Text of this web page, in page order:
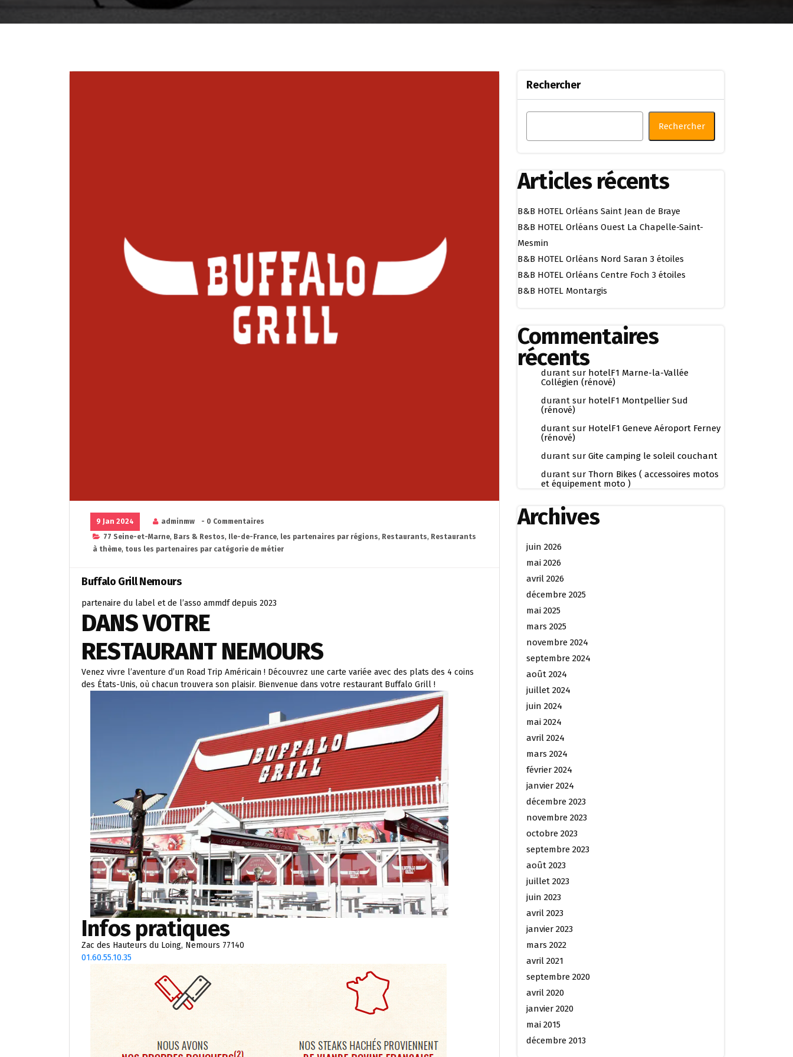
9 Jan 2024 adminmw
- 0 Commentaires
77 Seine-et-Marne, Bars & Restos, Ile-de-France, les partenaires par régions, Restaurants, Restaurants
à thème, tous les partenaires par catégorie de métier
Buffalo Grill Nemours
partenaire du label et de l’asso ammdf depuis 2023
DANS VOTRE
RESTAURANT NEMOURS
Venez vivre l’aventure d’un Road Trip Américain ! Découvrez une carte variée avec des plats des 4 coins
des États-Unis, où chacun trouvera son plaisir. Bienvenue dans votre restaurant Buffalo Grill !
Infos pratiques
Zac des Hauteurs du Loing, Nemours 77140
01.60.55.10.35
Rechercher
Rechercher
Articles récents
B&B HOTEL Orléans Saint Jean de Braye
B&B HOTEL Orléans Ouest La Chapelle-Saint-
Mesmin
B&B HOTEL Orléans Nord Saran 3 étoiles
B&B HOTEL Orléans Centre Foch 3 étoiles
B&B HOTEL Montargis
Commentaires
récents
durant sur hotelF1 Marne-la-Vallée
Collégien (rénové)
durant sur hotelF1 Montpellier Sud
(rénové)
durant sur HotelF1 Geneve Aéroport Ferney
(rénové)
durant sur Gite camping le soleil couchant
durant sur Thorn Bikes ( accessoires motos
et équipement moto )
Archives
juin 2026
mai 2026
avril 2026
décembre 2025
mai 2025
mars 2025
novembre 2024
septembre 2024
août 2024
juillet 2024
juin 2024
mai 2024
avril 2024
mars 2024
février 2024
janvier 2024
décembre 2023
novembre 2023
octobre 2023
septembre 2023
août 2023
juillet 2023
juin 2023
avril 2023
janvier 2023
mars 2022
avril 2021
septembre 2020
avril 2020
janvier 2020
mai 2015
décembre 2013